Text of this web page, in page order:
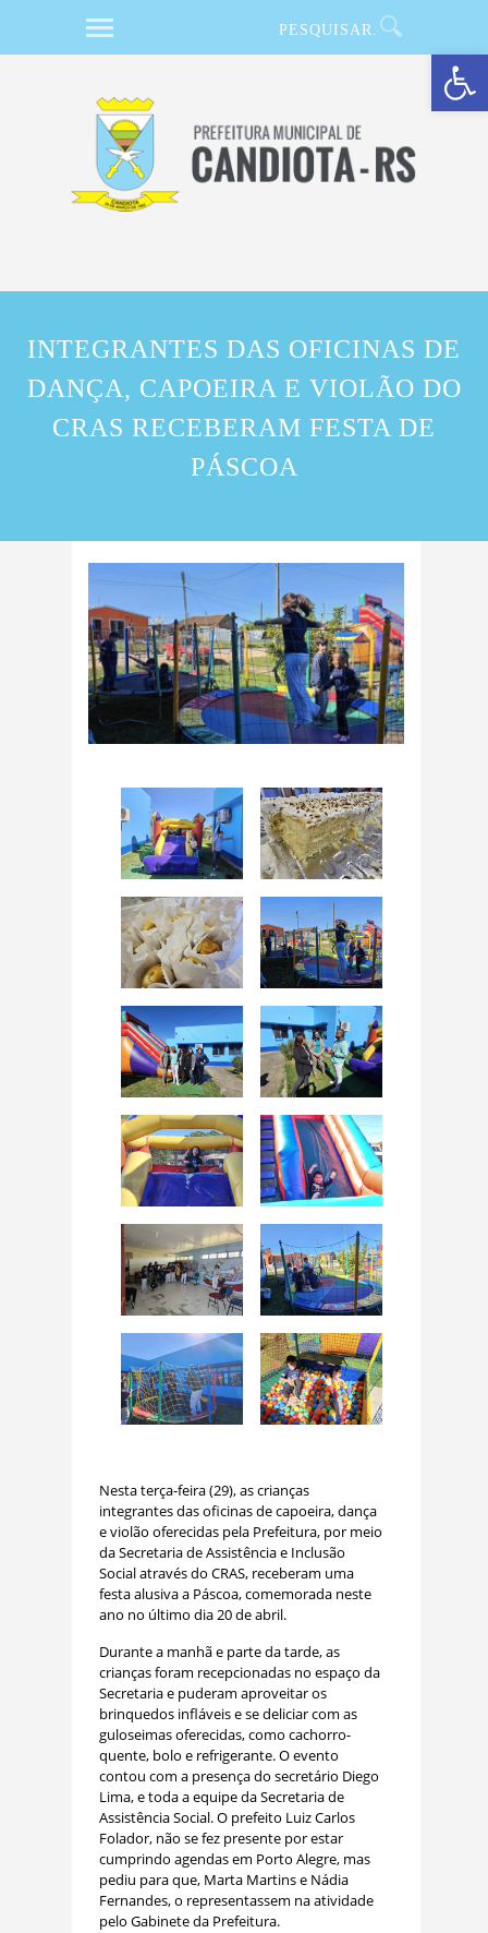
Barra de Ferramentas Aberta
INTEGRANTES DAS OFICINAS DE
DANÇA, CAPOEIRA E VIOLÃO DO
CRAS RECEBERAM FESTA DE
PÁSCOA
Nesta terça-feira (29), as crianças
integrantes das oficinas de capoeira, dança
e violão oferecidas pela Prefeitura, por meio
da Secretaria de Assistência e Inclusão
Social através do CRAS, receberam uma
festa alusiva a Páscoa, comemorada neste
ano no último dia 20 de abril.
Durante a manhã e parte da tarde, as
crianças foram recepcionadas no espaço da
Secretaria e puderam aproveitar os
brinquedos infláveis e se deliciar com as
guloseimas oferecidas, como cachorro-
quente, bolo e refrigerante. O evento
contou com a presença do secretário Diego
Lima, e toda a equipe da Secretaria de
Assistência Social. O prefeito Luiz Carlos
Folador, não se fez presente por estar
cumprindo agendas em Porto Alegre, mas
pediu para que, Marta Martins e Nádia
Fernandes, o representassem na atividade
pelo Gabinete da Prefeitura.